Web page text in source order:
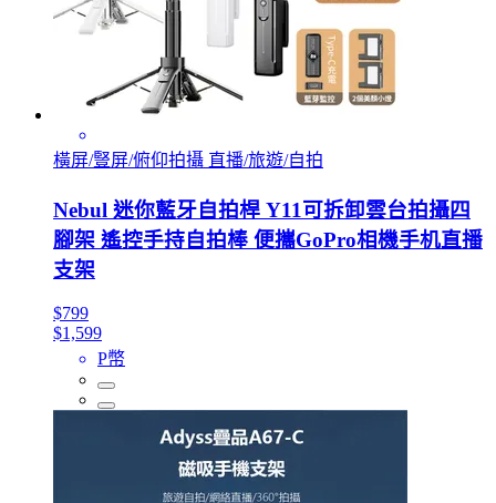
橫屏/豎屏/俯仰拍攝 直播/旅遊/自拍
Nebul 迷你藍牙自拍桿 Y11可拆卸雲台拍攝四
腳架 遙控手持自拍棒 便攜GoPro相機手机直播
支架
$799
$1,599
P幣